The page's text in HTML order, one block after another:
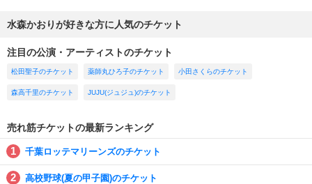
水森かおりが好きな方に人気のチケット
注目の公演・アーティストのチケット
松田聖子のチケット 薬師丸ひろ子のチケット 小田さくらのチケット
森高千里のチケット JUJU(ジュジュ)のチケット
売れ筋チケットの最新ランキング
千葉ロッテマリーンズのチケット
高校野球(夏の甲子園)のチケット